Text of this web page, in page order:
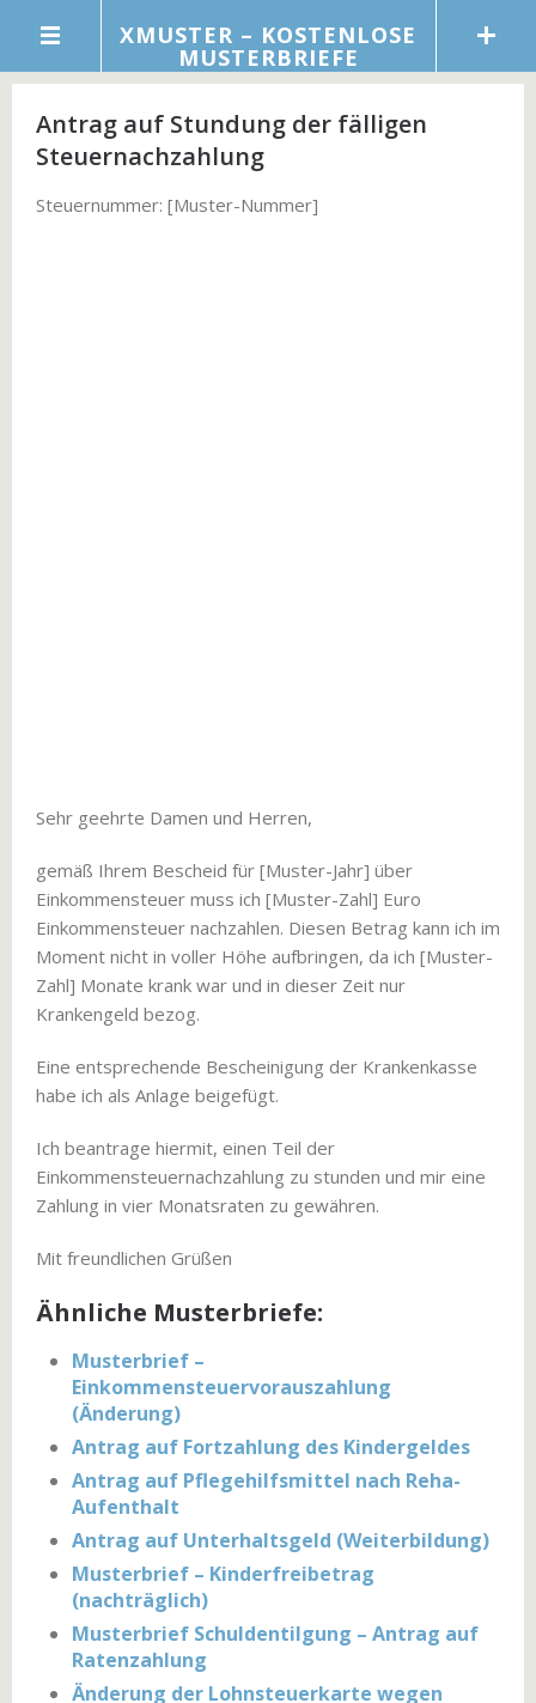
XMUSTER – KOSTENLOSE
MUSTERBRIEFE
Antrag auf Stundung der fälligen
Steuernachzahlung
Steuernummer: [Muster-Nummer]
Sehr geehrte Damen und Herren,
gemäß Ihrem Bescheid für [Muster-Jahr] über
Einkommensteuer muss ich [Muster-Zahl] Euro
Einkommensteuer nachzahlen. Diesen Betrag kann ich im
Moment nicht in voller Höhe aufbringen, da ich [Muster-
Zahl] Monate krank war und in dieser Zeit nur
Krankengeld bezog.
Eine entsprechende Bescheinigung der Krankenkasse
habe ich als Anlage beigefügt.
Ich beantrage hiermit, einen Teil der
Einkommensteuernachzahlung zu stunden und mir eine
Zahlung in vier Monatsraten zu gewähren.
Mit freundlichen Grüßen
Ähnliche Musterbriefe:
Musterbrief –
Einkommensteuervorauszahlung
(Änderung)
Antrag auf Fortzahlung des Kindergeldes
Antrag auf Pflegehilfsmittel nach Reha-
Aufenthalt
Antrag auf Unterhaltsgeld (Weiterbildung)
Musterbrief – Kinderfreibetrag
(nachträglich)
Musterbrief Schuldentilgung – Antrag auf
Ratenzahlung
Änderung der Lohnsteuerkarte wegen